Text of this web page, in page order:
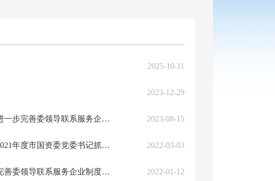
2025-10-11
2023-12-29
中共攀枝花市国有资产监督管理委员会委员会关于进一步完善委领导联系服务企业制... 2023-08-15
中共攀枝花市国有资产监督管理委员会关于印发《2021年度市国资委党委书记抓基层... 2022-03-03
中共攀枝花市国有资产监督管理委员会关于进一步完善委领导联系服务企业制度的通... 2022-01-12